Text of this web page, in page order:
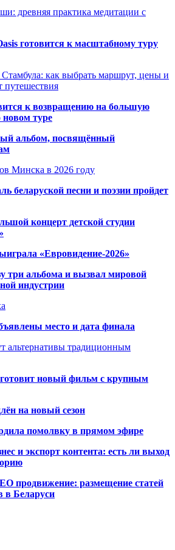
древняя практика медитации с
готовится к масштабному туру
как выбрать маршрут, цены и
путешествия
к возвращению на большую
новом туре
альбом, посвящённый
Минска в 2026 году
беларуской песни и поэзии пройдет
концерт детской студии
«Евровидение-2026»
три альбома и вызвал мировой
индустрии
место и дата финала
альтернативы традиционным
новый фильм с крупным
на новый сезон
помолвку в прямом эфире
и экспорт контента: есть ли выход
продвижение: размещение статей
в Беларуси